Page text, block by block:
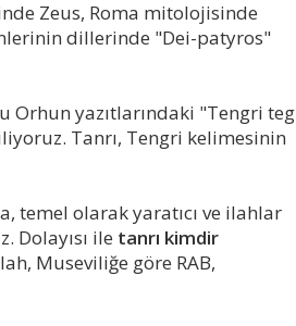
Zeus, Roma mitolojisinde
dillerinde "Dei-patyros"
Orhun yazıtlarındaki "Tengri teg
Tanrı, Tengri kelimesinin
temel olarak yaratıcı ve ilahlar
Dolayısı ile tanrı kimdir
Museviliğe göre RAB,